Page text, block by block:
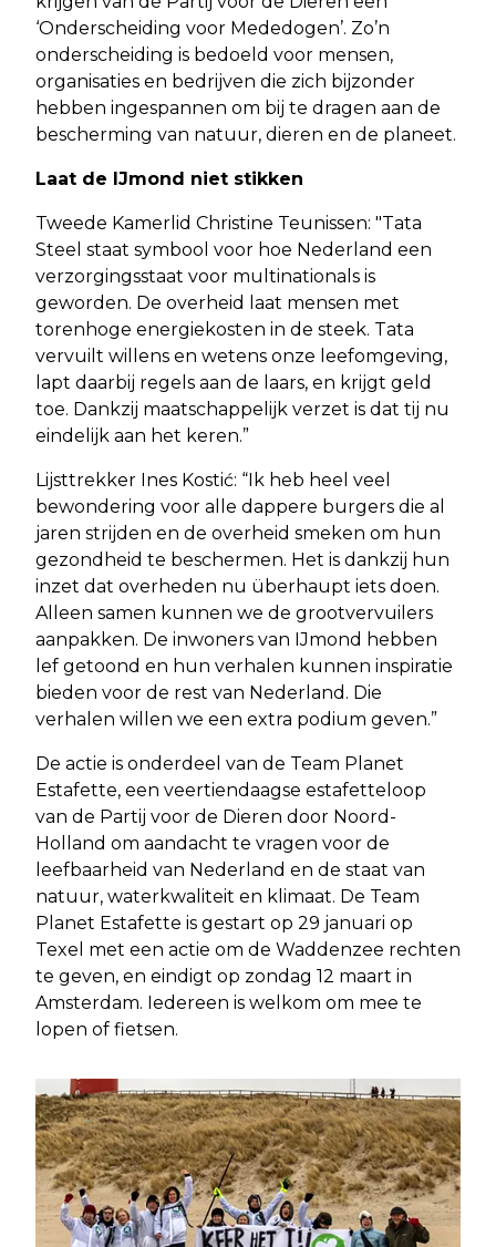
‘Onderscheiding voor Mededogen’. Zo’n
onderscheiding is bedoeld voor mensen,
organisaties en bedrijven die zich bijzonder
hebben ingespannen om bij te dragen aan de
bescherming van natuur, dieren en de planeet.
Laat de IJmond niet stikken
Tweede Kamerlid Christine Teunissen: "Tata
Steel staat symbool voor hoe Nederland een
verzorgingsstaat voor multinationals is
geworden. De overheid laat mensen met
torenhoge energiekosten in de steek. Tata
vervuilt willens en wetens onze leefomgeving,
lapt daarbij regels aan de laars, en krijgt geld
toe. Dankzij maatschappelijk verzet is dat tij nu
eindelijk aan het keren.”
Lijsttrekker Ines Kostić: “Ik heb heel veel
bewondering voor alle dappere burgers die al
jaren strijden en de overheid smeken om hun
gezondheid te beschermen. Het is dankzij hun
inzet dat overheden nu überhaupt iets doen.
Alleen samen kunnen we de grootvervuilers
aanpakken. De inwoners van IJmond hebben
lef getoond en hun verhalen kunnen inspiratie
bieden voor de rest van Nederland. Die
verhalen willen we een extra podium geven.”
De actie is onderdeel van de Team Planet
Estafette, een veertiendaagse estafetteloop
van de Partij voor de Dieren door Noord-
Holland om aandacht te vragen voor de
leefbaarheid van Nederland en de staat van
natuur, waterkwaliteit en klimaat. De Team
Planet Estafette is gestart op 29 januari op
Texel met een actie om de Waddenzee rechten
te geven, en eindigt op zondag 12 maart in
Amsterdam. Iedereen is welkom om mee te
lopen of fietsen.